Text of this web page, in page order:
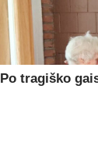
Po tragiško